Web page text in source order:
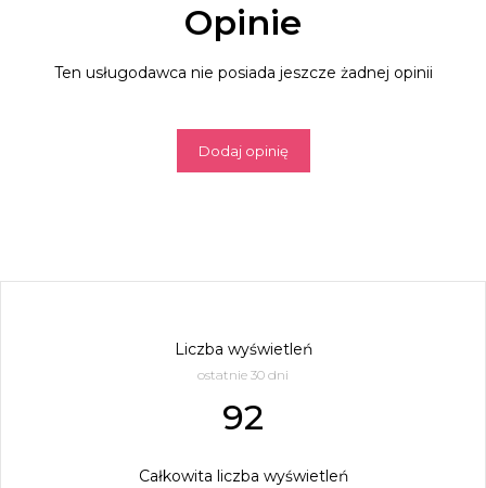
Opinie
Ten usługodawca nie posiada jeszcze żadnej opinii
Dodaj opinię
Liczba wyświetleń
ostatnie 30 dni
92
Całkowita liczba wyświetleń